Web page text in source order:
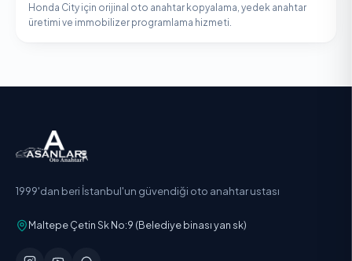
Honda City için orijinal oto anahtar kopyalama, yedek anahtar
üretimi ve immobilizer programlama hizmeti.
1999'dan beri İstanbul'un güvendiği oto anahtar ustası
Maltepe Çetin Sk No:9 (Belediye binası yan sk)